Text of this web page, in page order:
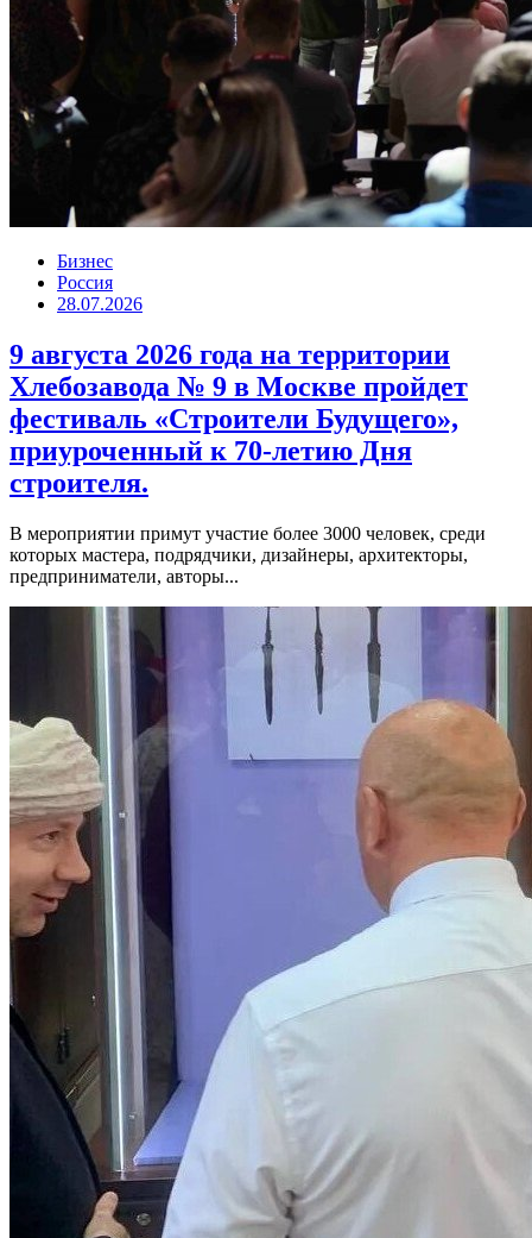
Бизнес
Россия
28.07.2026
9 августа 2026 года на территории
Хлебозавода № 9 в Москве пройдет
фестиваль «Строители Будущего»,
приуроченный к 70-летию Дня
строителя.
В мероприятии примут участие более 3000 человек, среди
которых мастера, подрядчики, дизайнеры, архитекторы,
предприниматели, авторы...